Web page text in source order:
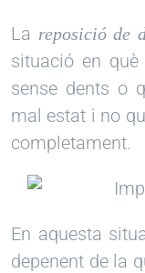
La reposició de
situació en
sense dents o
mal estat i no
completament.
En aquesta
depenent de la